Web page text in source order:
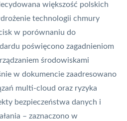
większość polskich
technologii chmury
w porównaniu do
poświęcono zagadnieniom
środowiskami
w dokumencie zaadresowano
multi-cloud oraz ryzyka
bezpieczeństwa danych i
– zaznaczono w